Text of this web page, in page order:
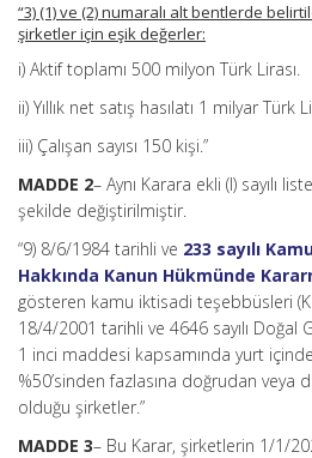
“3) (1) ve (2) numaralı alt bentlerde
şirketler için eşik değerler:
i) Aktif toplamı 500 milyon Türk Lirası.
ii) Yıllık net satış hasılatı 1 milyar Türk
iii) Çalışan sayısı 150 kişi.”
MADDE 2– Aynı Karara ekli (I) sayılı
şekilde değiştirilmiştir.
“9) 8/6/1984 tarihli ve 233 sayılı
Hakkında Kanun Hükmünde
gösteren kamu iktisadi teşebbüsleri
18/4/2001 tarihli ve 4646 sayılı Doğal
1 inci maddesi kapsamında yurt
%50’sinden fazlasına doğrudan veya
olduğu şirketler.”
MADDE 3– Bu Karar, şirketlerin 1/1/